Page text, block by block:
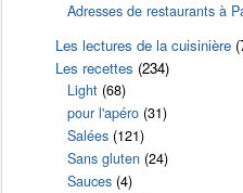
Adresses de restaurants à
Les lectures de la cuisinière
Les recettes (234)
Light (68)
pour l'apéro (31)
Salées (121)
Sans gluten (24)
Sauces (4)